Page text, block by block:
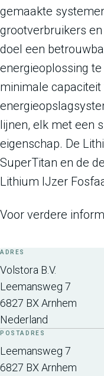
gemaakte
grootverbruikers
doel een
energieoplossing
minimale capaciteit
lijnen, elk met een
eigenschap. De
SuperTitan en de
Lithium IJzer
Voor verdere
ADRES
Volstora B.V.
Leemansweg 7
6827 BXArnhem
Nederland
POSTADRES
Leemansweg 7
6827 BXArnhem